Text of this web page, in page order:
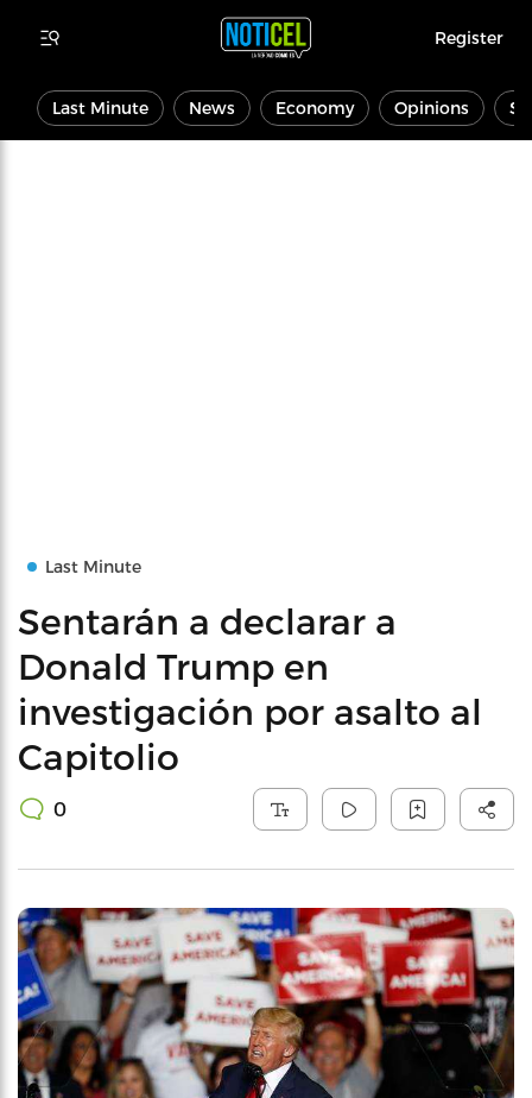
Register
Last Minute News Economy Opinions
Last Minute
Sentarán a declarar a
Donald Trump en
investigación por asalto al
Capitolio
0